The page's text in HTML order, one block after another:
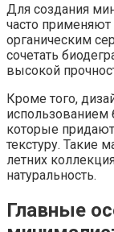
Для создания
часто
органическим
сочетать
высокой
Кроме того,
использованием
которые
текстуру. Такие
летних
натуральность.
Главные